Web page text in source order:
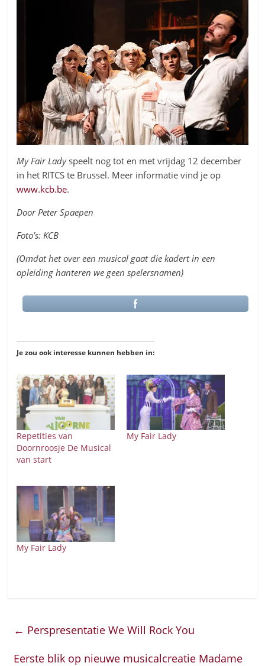
My Fair Ladyspeelt nog tot en met vrijdag 12 december
in het RITCS te Brussel. Meer informatie vind je op
www.kcb.be.
Door Peter Spaepen
Foto’s: KCB
(Omdat het over een musical gaat die kadert in een
opleiding hanteren we geen spelersnamen)
Je zou ook interesse kunnen hebben in:
Repetities van
Doornroosje De Musical
van start
My Fair Lady
My Fair Lady
← Perspresentatie We Will Rock You
Eerste blik op nieuwe musicalcreatie Madame